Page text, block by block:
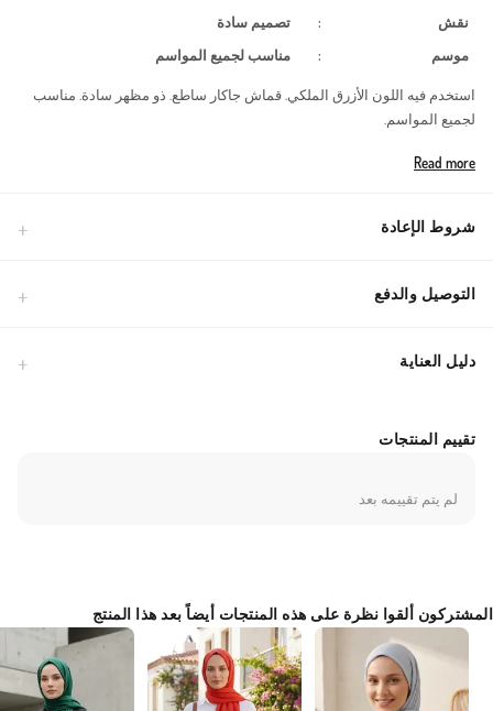
نقش
:
تصميم سادة
موسم
: مناسب لجميع المواسم
استخدم فيه اللون الأزرق الملكي. قماش جاكار ساطع. ذو مظهر سادة. مناسب
لجميع المواسم.
Made in Türkiye
Read more
شروط الإعادة
التوصيل والدفع
دليل العناية
تقييم المنتجات
لم يتم تقييمه بعد
المشتركون ألقوا نظرة على هذه المنتجات أيضاً بعد هذا المنتج